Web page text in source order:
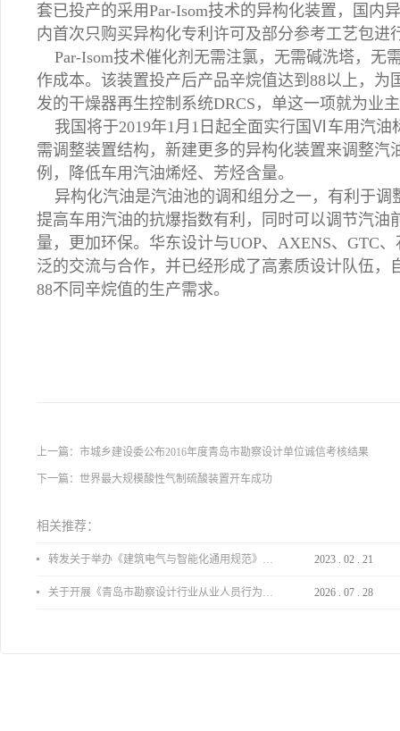
套已投产的采用Par-Isom技术的异构化装置，国内
内首次只购买异构化专利许可及部分参考工艺包进
Par-Isom技术催化剂无需注氯，无需碱洗塔，无
作成本。该装置投产后产品辛烷值达到88以上，
发的干燥器再生控制系统DRCS，单这一项就为业
我国将于2019年1月1日起全面实行国Ⅵ车用汽油
需调整装置结构，新建更多的异构化装置来调整
例，降低车用汽油烯烃、芳烃含量。
异构化汽油是汽油池的调和组分之一，有利于调
提高车用汽油的抗爆指数有利，同时可以调节汽
量，更加环保。华东设计与UOP、AXENS、GTC
泛的交流与合作，并已经形成了高素质设计队伍，
88不同辛烷值的生产需求。
上一篇： 市城乡建设委公布2016年度青岛市勘察设计单位诚信考核结果
下一篇： 世界最大规模酸性气制硫酸装置开车成功
相关推荐：
转发关于举办《建筑电气与智能化通用规范》 GB55024-2022公益宣贯的通知 2023 . 02 . 21
关于开展《青岛市勘察设计行业从业人员行为导则》、《青岛市住宅工程设计审查品质提升指引（2026版）》宣贯活动的通知 2026 . 07 . 28